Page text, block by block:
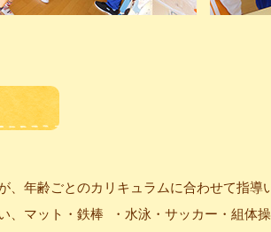
、年齢ごとのカリキュラムに合わせて指導
、マット・鉄棒 ・水泳・サッカー・組体